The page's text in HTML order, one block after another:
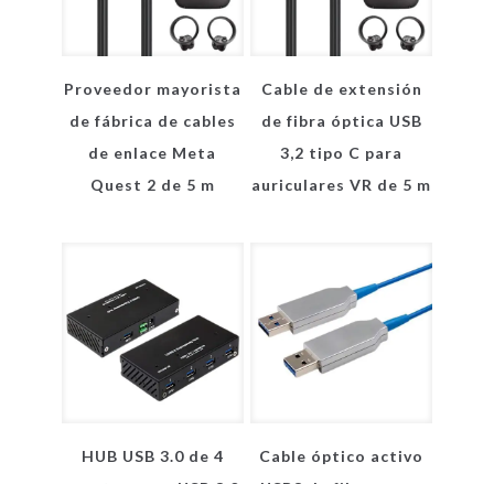
Proveedor mayorista
de fábrica de cables
de enlace Meta
Quest 2 de 5 m
Cable de extensión
de fibra óptica USB
3,2 tipo C para
auriculares VR de 5 m
HUB USB 3.0 de 4
Cable óptico activo